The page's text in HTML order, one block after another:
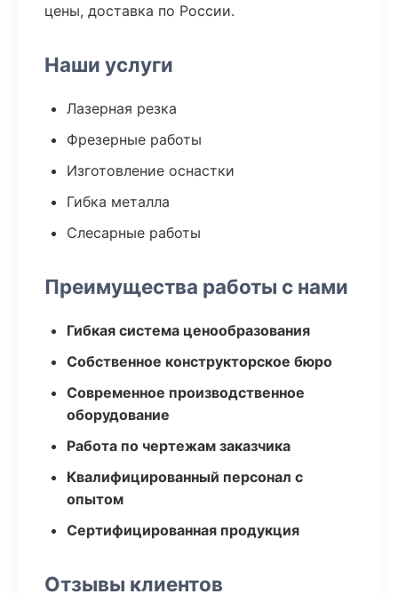
цены, доставка по России.
Наши услуги
Лазерная резка
Фрезерные работы
Изготовление оснастки
Гибка металла
Слесарные работы
Преимущества работы с нами
Гибкая система ценообразования
Собственное конструкторское бюро
Современное производственное
оборудование
Работа по чертежам заказчика
Квалифицированный персонал с
опытом
Сертифицированная продукция
Отзывы клиентов